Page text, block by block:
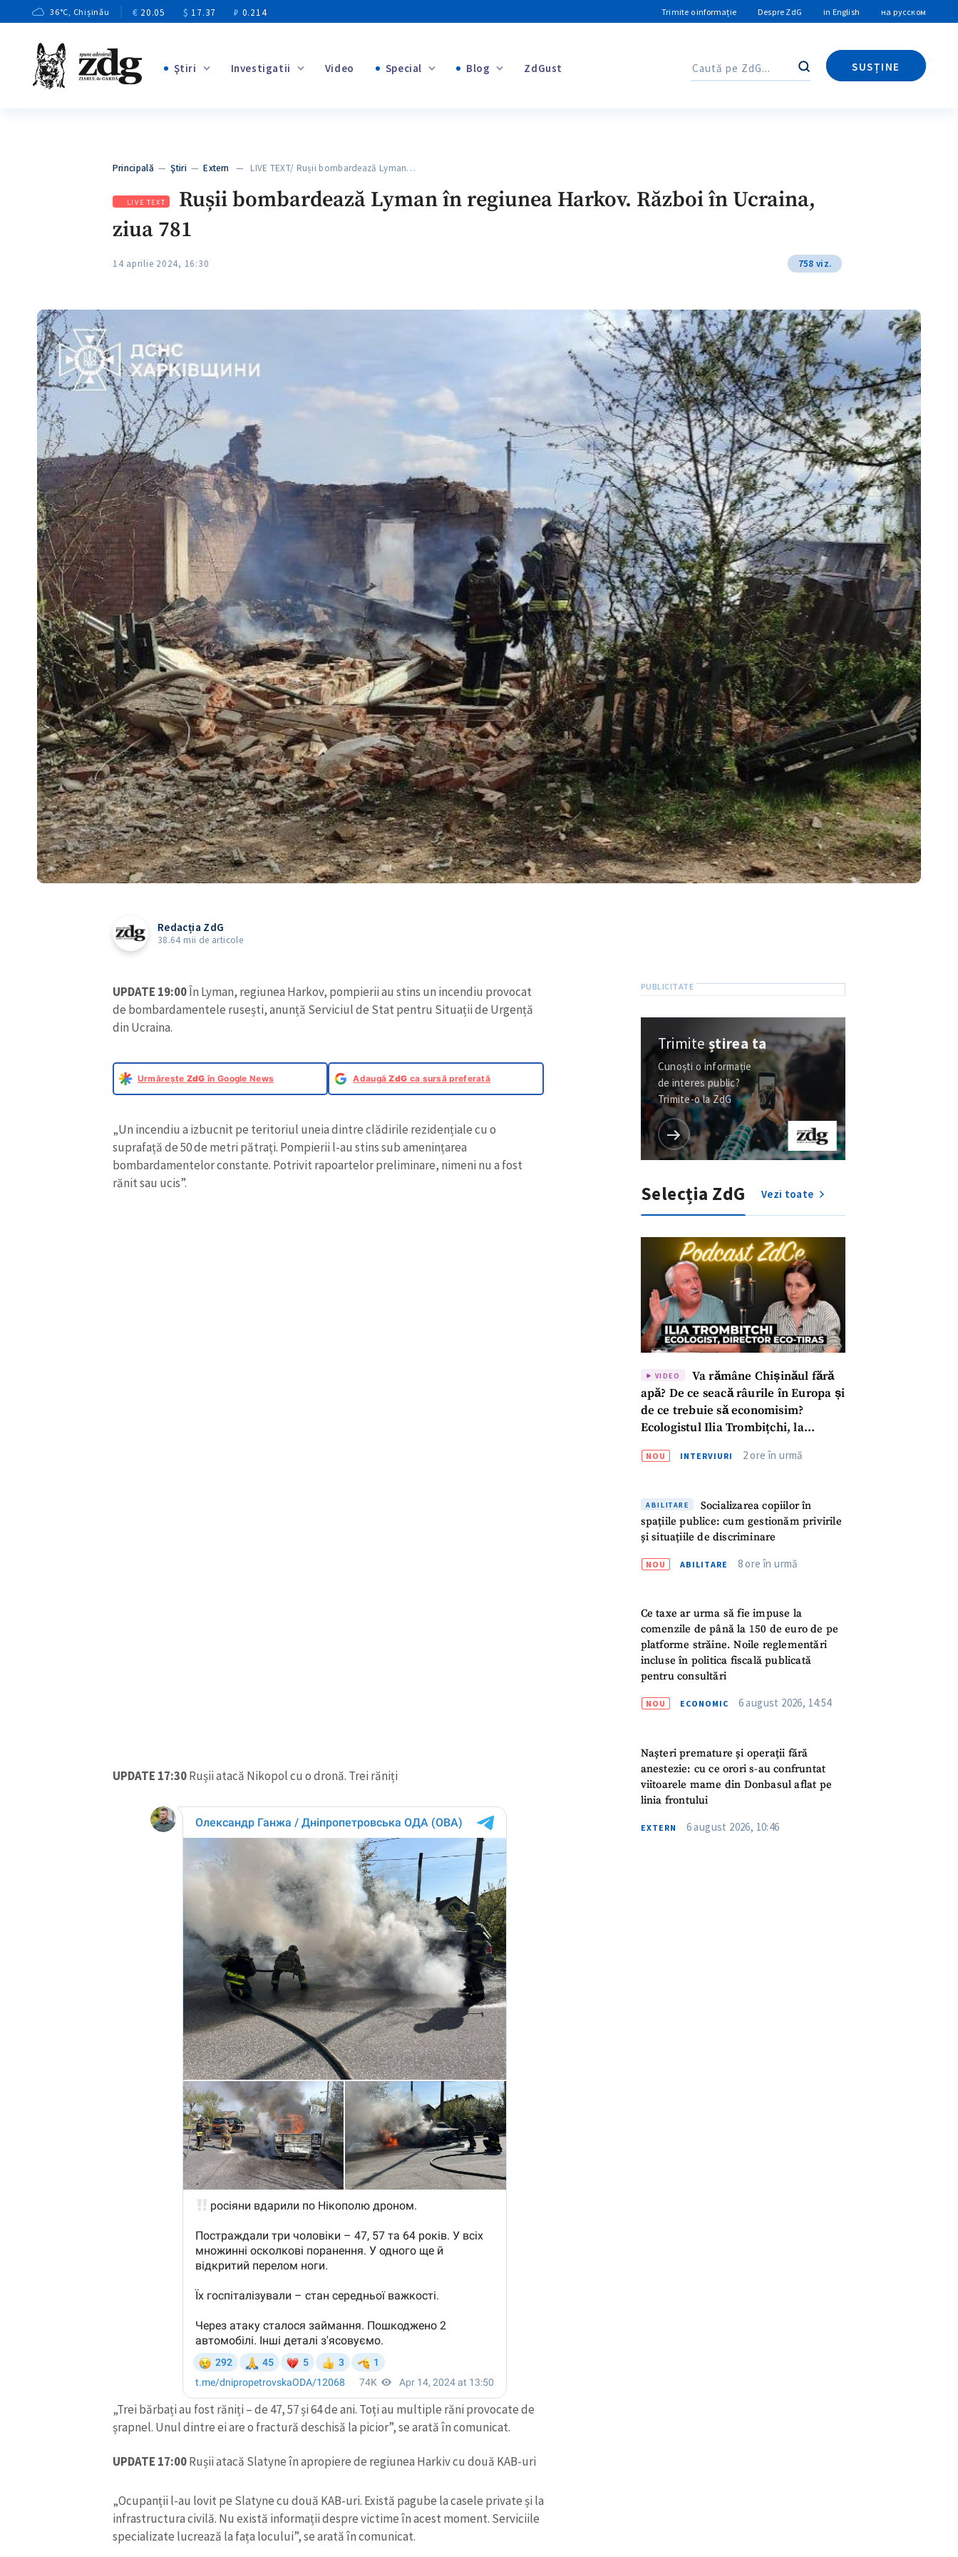
36°C, Chișinău € 20.05 $ 17.37 ₽ 0.214 Trimite o informație Despre ZdG in English на русском
Ştiri Investigatii Video Special Blog ZdGust Caută
SUSȚINE
Caută
Principală —Ştiri —Extern — LIVE TEXT/ Rușii bombardează Lyman…
LIVE TEXT
Rușii bombardează Lyman în regiunea Harkov. Război în Ucraina,
ziua 781
14 aprilie 2024, 16:30 758 viz.
Redacția ZdG
38.64 mii de articole
UPDATE 19:00În Lyman, regiunea Harkov, pompierii au stins un incendiu provocat
de bombardamentele rusești, anunță Serviciul de Stat pentru Situații de Urgență
din Ucraina.
Urmărește ZdG în Google News AdaugăZdG ca sursă preferată
„Un incendiu a izbucnit pe teritoriul uneia dintre clădirile rezidențiale cu o
suprafață de 50 de metri pătrați. Pompierii l-au stins sub amenințarea
bombardamentelor constante. Potrivit rapoartelor preliminare, nimeni nu a fost
rănit sau ucis”.
UPDATE 17:30Rușii atacă Nikopol cu o dronă. Trei răniți
„Trei bărbați au fost răniți – de 47, 57 și 64 de ani. Toți au multiple răni provocate de
șrapnel. Unul dintre ei are o fractură deschisă la picior”, se arată în comunicat.
UPDATE 17:00Rușii atacă Slatyne în apropiere de regiunea Harkiv cu două KAB-uri
„Ocupanții l-au lovit pe Slatyne cu două KAB-uri. Există pagube la casele private și la
infrastructura civilă. Nu există informații despre victime în acest moment. Serviciile
specializate lucrează la fața locului”, se arată în comunicat.
Trimiteștirea ta
Cunoști o informație
de interes public?
Trimite-o la ZdG
Selecția ZdG Vezi toate
VIDEO
Va rămâne Chișinăul fără
apă? De ce seacă râurile în Europa și
de ce trebuie să economisim?
Ecologistul Ilia Trombițchi, la
NOU INTERVIURI 2 ore în urmă
ABILITARE
Socializarea copiilor în
spațiile publice: cum gestionăm privirile
și situațiile de discriminare
NOU ABILITARE 8 ore în urmă
Ce taxe ar urma să fie impuse la
comenzile de până la 150 de euro de pe
platforme străine. Noile reglementări
incluse în politica fiscală publicată
pentru consultări
NOU ECONOMIC 6 august 2026, 14:54
Nașteri premature și operații fără
anestezie: cu ce orori s-au confruntat
viitoarele mame din Donbasul aflat pe
linia frontului
EXTERN 6 august 2026, 10:46
+ Numele meu
+ Telefon personal
Am citit și sunt de acord cupolitica de